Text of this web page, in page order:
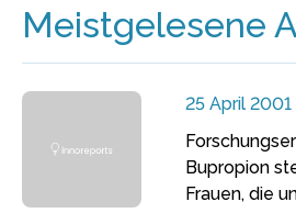
Meistgelesene
25 April 2001
Bupropion
Frauen, die